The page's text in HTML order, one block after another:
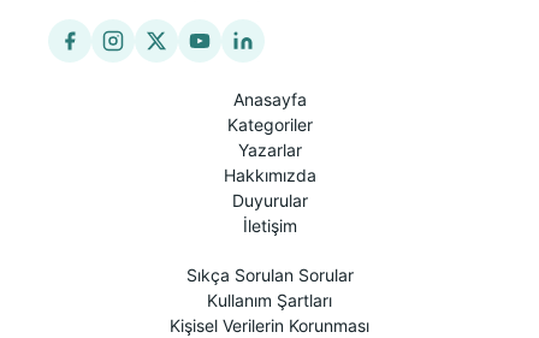
Anasayfa
Kategoriler
Yazarlar
Hakkımızda
Duyurular
İletişim
Sıkça Sorulan Sorular
Kullanım Şartları
Kişisel Verilerin Korunması